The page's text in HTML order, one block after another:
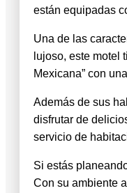
están equipadas
Una de las
lujoso, este motel
Mexicana” con
Además de sus
disfrutar de
servicio de
Si estás
Con su ambiente